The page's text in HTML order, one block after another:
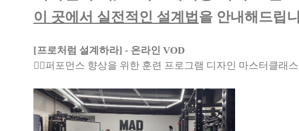
이 곳에서 실전적인 설계법 을 안내해드립
[프로처럼 설계하라] - 온라인 VOD
🏋️‍♂️퍼포먼스 향상을 위한 훈련 프로그램 디자인 마스터클래